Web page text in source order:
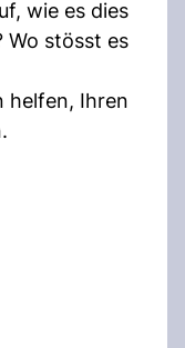
wie es dies
Wo stösst es
helfen, Ihren